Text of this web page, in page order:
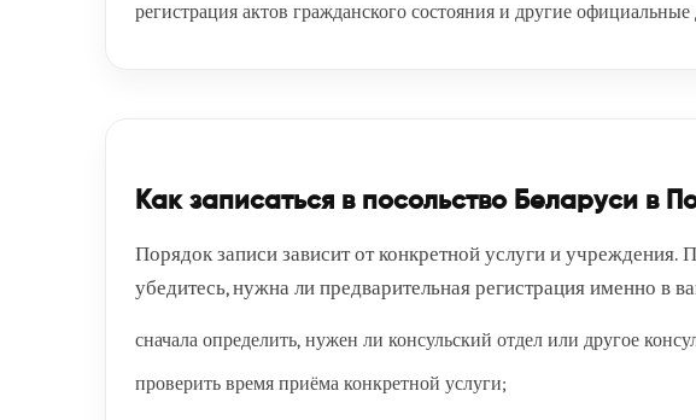
регистрация актов гражданского состояния и другие официальные
Как записаться в посольство Беларуси в
Порядок записи зависит от конкретной услуги и учреждения.
убедитесь, нужна ли предварительная регистрация именно в
сначала определить, нужен ли консульский отдел или другое
проверить время приёма конкретной услуги;